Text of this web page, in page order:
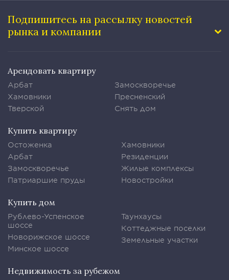
Подпишитесь на рассылку новостей
рынка и компании
Арендовать квартиру
Арбат
Хамовники
Тверской
Замоскворечье
Пресненский
Снять дом
Купить квартиру
Остоженка
Арбат
Замоскворечье
Патриаршие пруды
Хамовники
Резиденции
Жилые комплексы
Новостройки
Купить дом
Рублево-Успенское
шоссе
Новорижское шоссе
Минское шоссе
Таунхаусы
Коттеджные поселки
Земельные участки
Недвижимость за рубежом